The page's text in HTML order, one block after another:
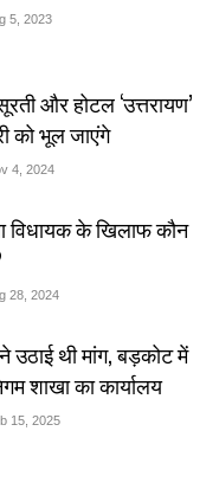
5, 2023
और होटल ‘उत्तरायण’
को भूल जाएंगे
4, 2024
विधायक के खिलाफ कौन
28, 2024
उठाई थी मांग, बड़कोट में
शाखा का कार्यालय
15, 2025